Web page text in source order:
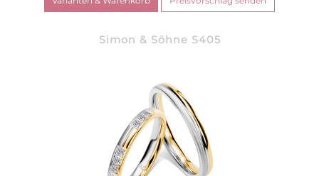
Simon & Söhne S405